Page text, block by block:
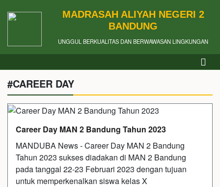
MADRASAH ALIYAH NEGERI 2
BANDUNG
UNGGUL BERKUALITAS DAN BERWAWASAN LINGKUNGAN
#CAREER DAY
Career Day MAN 2 Bandung Tahun 2023
MANDUBA News - Career Day MAN 2 Bandung
Tahun 2023 sukses diadakan di MAN 2 Bandung
pada tanggal 22-23 Februari 2023 dengan tujuan
untuk memperkenalkan siswa kelas X